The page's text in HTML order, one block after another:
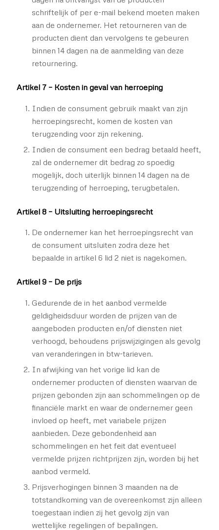
schriftelijk of per e-mail bekend moeten maken
aan de ondernemer. Het retourneren van de
producten dient dan vervolgens te gebeuren
binnen 14 dagen na de aanmelding van deze
retournering.
Artikel 7 – Kosten in geval van herroeping
Indien de consument gebruik maakt van zijn
herroepingsrecht, komen de kosten van
terugzending voor zijn rekening.
Indien de consument een bedrag betaald heeft,
zal de ondernemer dit bedrag zo spoedig
mogelijk, doch uiterlijk binnen 14 dagen na de
terugzending of herroeping, terugbetalen.
Artikel 8 – Uitsluiting herroepingsrecht
De ondernemer kan het herroepingsrecht van
de consument uitsluiten zodra deze het
bepaalde in artikel 6 lid 2 niet is nagekomen.
Artikel 9 – De prijs
Gedurende de in het aanbod vermelde
geldigheidsduur worden de prijzen van de
aangeboden producten en/of diensten niet
verhoogd, behoudens prijswijzigingen als gevolg
van veranderingen in btw-tarieven.
In afwijking van het vorige lid kan de
ondernemer producten of diensten waarvan de
prijzen gebonden zijn aan schommelingen op de
financiële markt en waar de ondernemer geen
invloed op heeft, met variabele prijzen
aanbieden. Deze gebondenheid aan
schommelingen en het feit dat eventueel
vermelde prijzen richtprijzen zijn, worden bij het
aanbod vermeld.
Prijsverhogingen binnen 3 maanden na de
totstandkoming van de overeenkomst zijn alleen
toegestaan indien zij het gevolg zijn van
wettelijke regelingen of bepalingen.